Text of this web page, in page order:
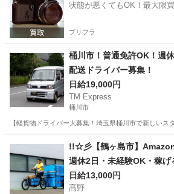
状態が悪くてもOK！最大限
プリフラ
桶川市！普通免許OK！週
配送ドライバー募集！
日給19,000円
TM Express
桶川市
【軽貨物ドライバー大募集！埼玉県桶川市で新しい
ドライバー 社用車
!!☆彡【鶴ヶ島市】
週休2日・未経験OK・稼
日給13,000円
髙野